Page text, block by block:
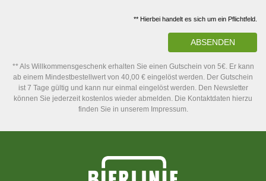
** Hierbei handelt es sich um ein Pflichtfeld.
ABSENDEN
** Als Willkommensgeschenk erhalten Sie einen Gutschein von 5€. Er kann
ab einem Mindestbestellwert von 40,00 € eingelöst werden. Der Gutschein
ist 7 Tage gültig und kann nur einmal eingelöst werden. Den Newsletter
können Sie jederzeit kostenlos wieder abmelden. Die Kontaktdaten hierzu
finden Sie in unserem Impressum.